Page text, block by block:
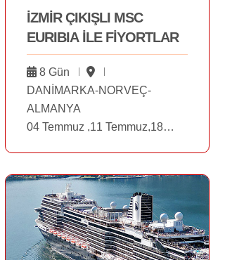
İZMİR ÇIKIŞLI MSC
EURIBIA İLE FİYORTLAR
8 Gün
DANİMARKA-NORVEÇ-
ALMANYA
04 Temmuz ,11 Temmuz,18